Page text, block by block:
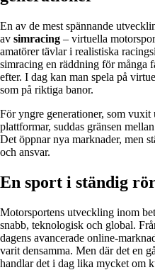
En av de mest spännande
av simracing – virtuella
amatörer tävlar i realistiska
simracing en räddning för många
efter. I dag kan man spela på
som på riktiga banor.
För yngre generationer, som
plattformar, suddas gränsen
Det öppnar nya marknader, men
och ansvar.
En sport i ständig
Motorsportens utveckling inom
snabb, teknologisk och global.
dagens avancerade online-
varit densamma. Men där det en
handlar det i dag lika mycket om